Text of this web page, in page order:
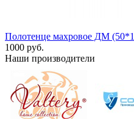
Полотенце махровое ДМ
1000 руб.
Наши производители